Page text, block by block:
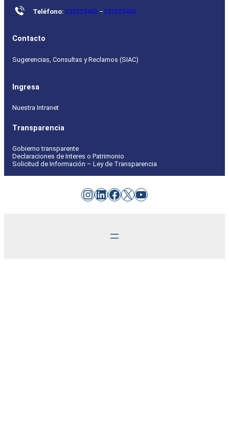
Teléfono: 233225492 –233225485
Contacto
Sugerencias, Consultas y Reclamos (SIAC)
Ingresa
Nuestra Intranet
Transparencia
Gobierno transparente
Declaraciones de Interes o Patrimonio
Solicitud de Información – Ley de Transparencia
Instagram
LinkedIn
Facebook
X YouTube